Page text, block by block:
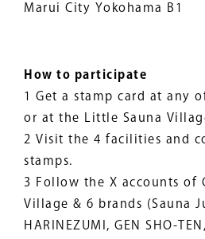
Marui City Yokohama B1
How to participate
1 Get a stamp card at any
or at the Little Sauna
2 Visit the 4 facilities and
stamps.
3 Follow the X accounts of
Village & 6 brands (Sauna
HARINEZUMI, GEN SHO-